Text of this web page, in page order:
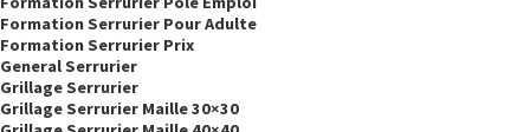
Formation Serrurier Pour Adulte
Formation Serrurier Prix
General Serrurier
Grillage Serrurier
Grillage Serrurier Maille 30×30